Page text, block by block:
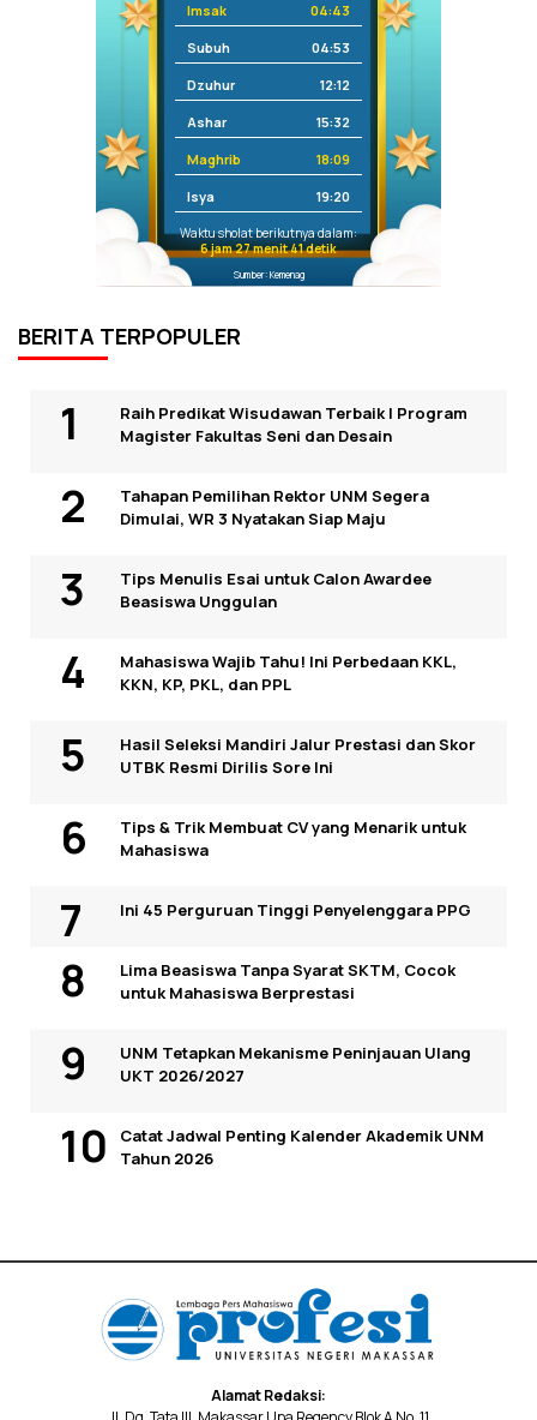
Imsak 04:43
Subuh 04:53
Dzuhur 12:12
Ashar 15:32
Maghrib 18:09
Isya 19:20
Waktu sholat berikutnya dalam:
6 jam 27 menit 40 detik
Sumber: Kemenag
BERITA TERPOPULER
Raih Predikat Wisudawan Terbaik I Program
Magister Fakultas Seni dan Desain
Tahapan Pemilihan Rektor UNM Segera
Dimulai, WR 3 Nyatakan Siap Maju
Tips Menulis Esai untuk Calon Awardee
Beasiswa Unggulan
Mahasiswa Wajib Tahu! Ini Perbedaan KKL,
KKN, KP, PKL, dan PPL
Hasil Seleksi Mandiri Jalur Prestasi dan Skor
UTBK Resmi Dirilis Sore Ini
Tips & Trik Membuat CV yang Menarik untuk
Mahasiswa
Ini 45 Perguruan Tinggi Penyelenggara PPG
Lima Beasiswa Tanpa Syarat SKTM, Cocok
untuk Mahasiswa Berprestasi
UNM Tetapkan Mekanisme Peninjauan Ulang
UKT 2026/2027
Catat Jadwal Penting Kalender Akademik UNM
Tahun 2026
Alamat Redaksi: